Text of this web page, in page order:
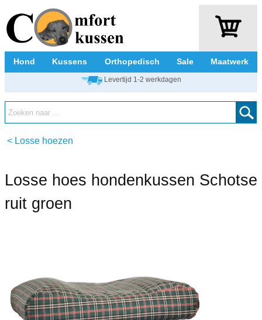
Hond Kussens Orthopedisch Sale Maatwerk
Levertijd 1-2 werkdagen
< Losse hoezen
Losse hoes hondenkussen Schotse
ruit groen